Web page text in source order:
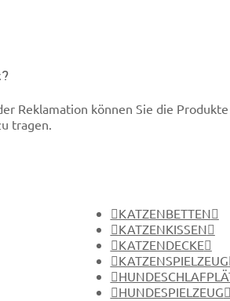
Reklamation können Sie die
tragen.
KATZENBETTEN
KATZENKISSEN
KATZENDECKE
KATZENSPIELZEUG
HUNDESPIELZEUG